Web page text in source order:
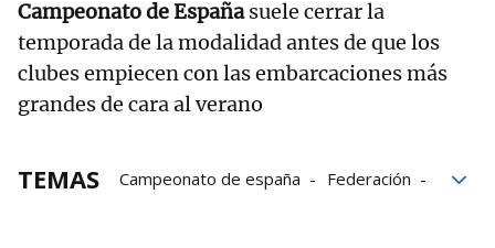
Campeonato de Españasuele cerrar la
temporada de la modalidad antes de que los
clubes empiecen con las embarcaciones más
grandes de cara al verano
TEMAS Campeonato de españa
Federación